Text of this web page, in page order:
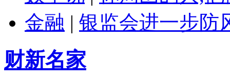
金融 | 银监会进一步防
财新名家